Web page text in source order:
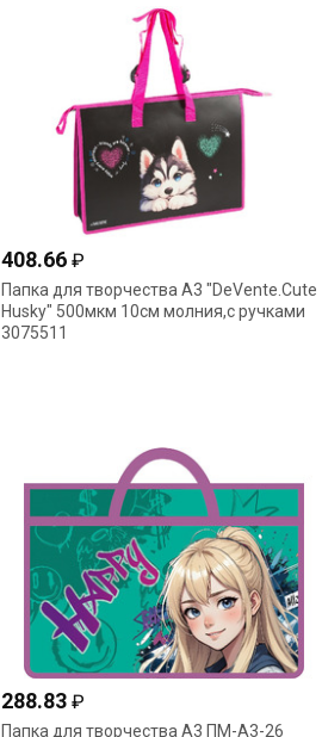
408.66 ₽
Папка для творчества А3 "DeVente.Cute
Husky" 500мкм 10см молния,с ручками
3075511
288.83 ₽
Папка для творчества А3 ПМ-А3-26